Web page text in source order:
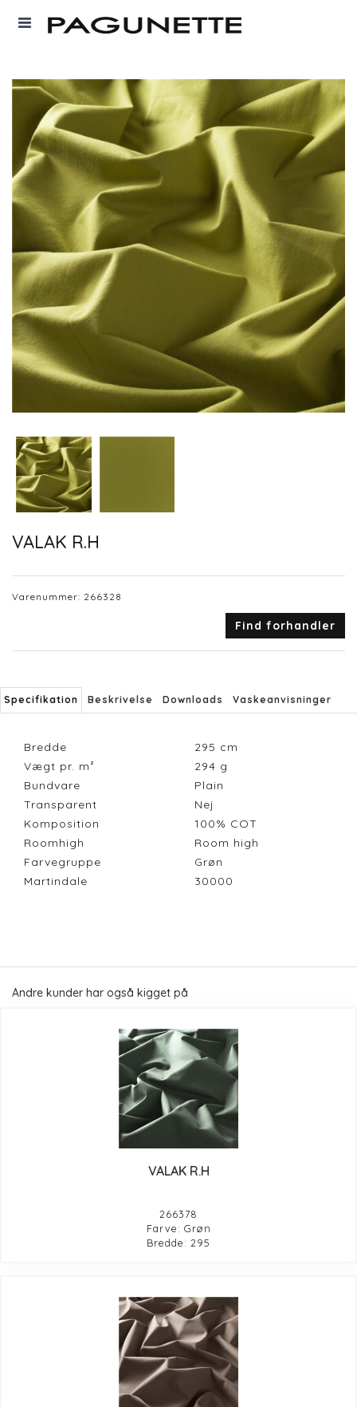
VALAK R.H
Varenummer: 266328
Find forhandler
Specifikation Beskrivelse Downloads Vaskeanvisninger
Bredde 295 cm
Vægt pr. m²
294 g
Bundvare
Plain
Transparent
Nej
Komposition
100% COT
Roomhigh
Room high
Farvegruppe
Grøn
Martindale
30000
Andre kunder har også kigget på
VALAK R.H
266378
Farve: Grøn
Bredde: 295